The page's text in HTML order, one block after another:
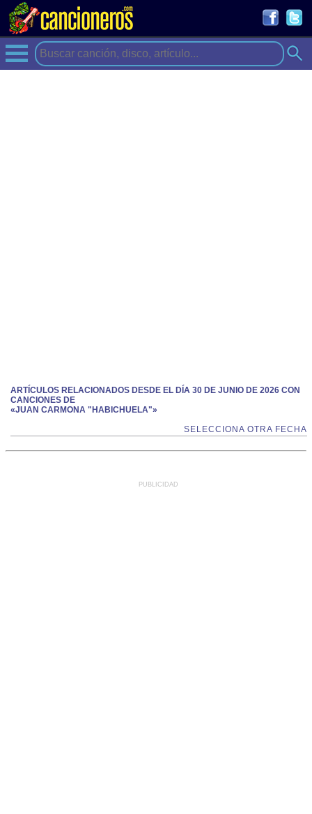
ARTÍCULOS RELACIONADOS DESDE EL DÍA 30 DE JUNIO DE 2026 CON
CANCIONES DE
«JUAN CARMONA "HABICHUELA"»
SELECCIONA OTRA FECHA
PUBLICIDAD